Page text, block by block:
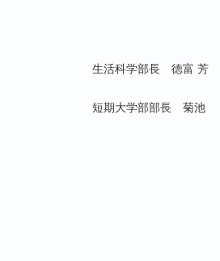
部長 徳富 芳
部部長 菊池